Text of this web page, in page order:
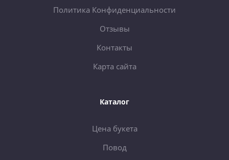
Политика Конфиденциальности
Отзывы
Контакты
Карта сайта
Каталог
Цена букета
Повод